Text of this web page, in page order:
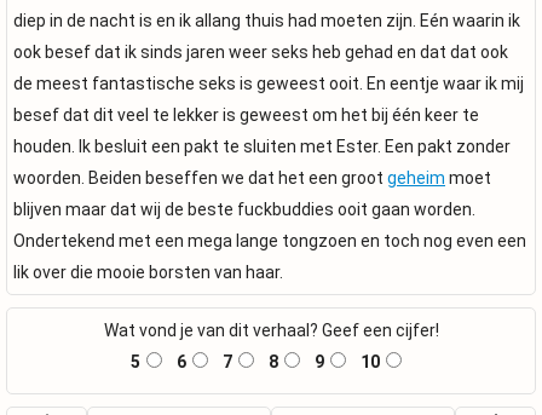
diep in de nacht is en ik allang thuis had moeten zijn. Eén waarin ik
ook besef dat ik sinds jaren weer seks heb gehad en dat dat ook
de meest fantastische seks is geweest ooit. En eentje waar ik mij
besef dat dit veel te lekker is geweest om het bij één keer te
houden. Ik besluit een pakt te sluiten met Ester. Een pakt zonder
woorden. Beiden beseffen we dat het een groot geheim moet
blijven maar dat wij de beste fuckbuddies ooit gaan worden.
Ondertekend met een mega lange tongzoen en toch nog even een
lik over die mooie borsten van haar.
Wat vond je van dit verhaal? Geef een cijfer!
5
6 7 8 9 10